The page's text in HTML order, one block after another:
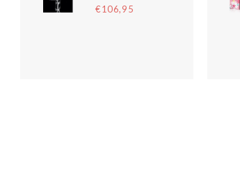
€106,95